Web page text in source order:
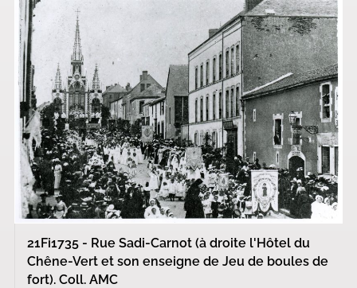
21Fi1735 - Rue Sadi-Carnot (à droite l'Hôtel du
Chêne-Vert et son enseigne de Jeu de boules de
fort). Coll. AMC